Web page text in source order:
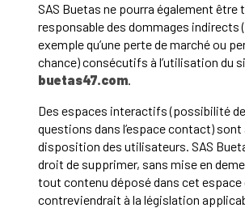
SAS Buetas ne pourra également être
responsable des dommages indirects
exemple qu’une perte de marché ou
chance) consécutifs à l’utilisation du
buetas47.com.
Des espaces interactifs (possibilité
questions dans l’espace contact) sont
disposition des utilisateurs. SAS
droit de supprimer, sans mise en
tout contenu déposé dans cet espace
contreviendrait à la législation